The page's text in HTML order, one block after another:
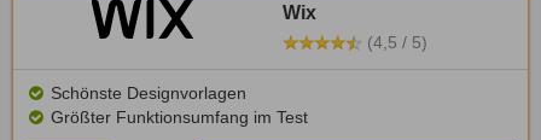
Wix
(4,5 / 5)
Schönste Designvorlagen
Größter Funktionsumfang im Test